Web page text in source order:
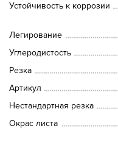
Устойчивость к коррозии
Легирование
Углеродистость
Резка
Артикул
Нестандартная резка
Окрас листа